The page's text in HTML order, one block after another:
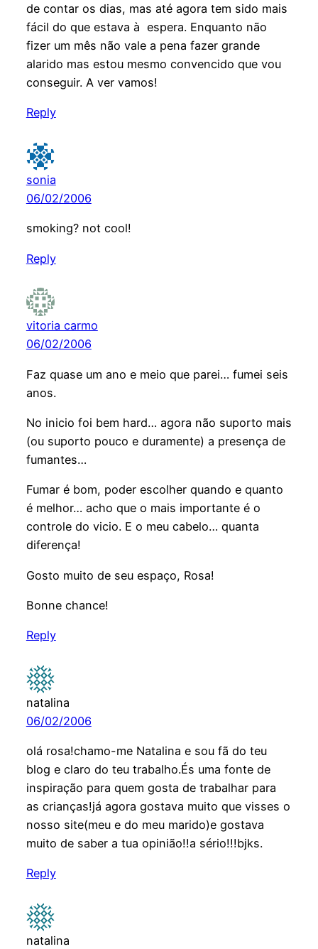
de contar os dias, mas até agora tem sido mais
fácil do que estava à espera. Enquanto não
fizer um mês não vale a pena fazer grande
alarido mas estou mesmo convencido que vou
conseguir. A ver vamos!
Reply
sonia
06/02/2006
smoking? not cool!
Reply
vitoria carmo
06/02/2006
Faz quase um ano e meio que parei… fumei seis
anos.
No inicio foi bem hard… agora não suporto mais
(ou suporto pouco e duramente) a presença de
fumantes…
Fumar é bom, poder escolher quando e quanto
é melhor… acho que o mais importante é o
controle do vicio. E o meu cabelo… quanta
diferença!
Gosto muito de seu espaço, Rosa!
Bonne chance!
Reply
natalina
06/02/2006
olá rosa!chamo-me Natalina e sou fã do teu
blog e claro do teu trabalho.És uma fonte de
inspiração para quem gosta de trabalhar para
as crianças!já agora gostava muito que visses o
nosso site(meu e do meu marido)e gostava
muito de saber a tua opinião!!a sério!!!bjks.
Reply
natalina